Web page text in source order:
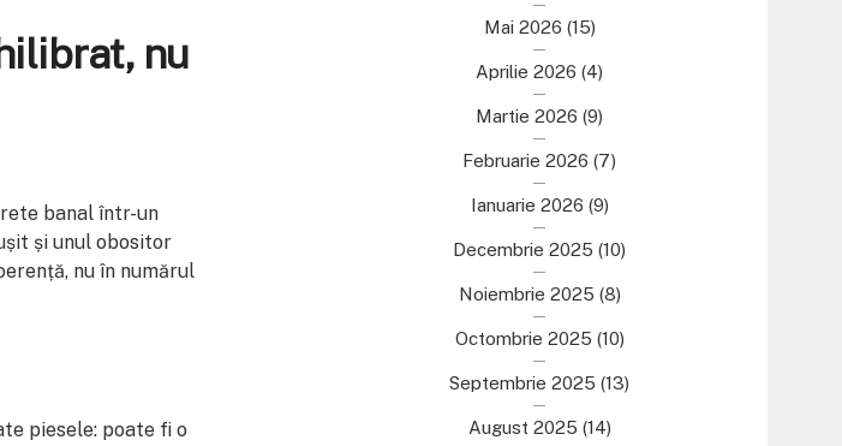
nu
banal într-un
și unul obositor
nu în numărul
piesele: poate fi o
Mai 2026 (15)
Aprilie 2026 (4)
Martie 2026 (9)
Februarie 2026 (7)
Ianuarie 2026 (9)
Decembrie 2025 (10)
Noiembrie 2025 (8)
Octombrie 2025 (10)
Septembrie 2025 (13)
August 2025 (14)